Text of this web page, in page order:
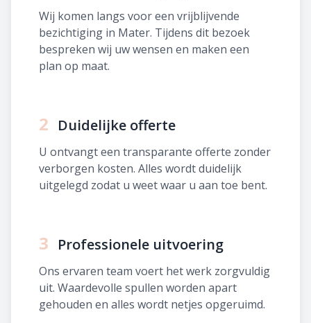
Wij komen langs voor een vrijblijvende
bezichtiging in Mater. Tijdens dit bezoek
bespreken wij uw wensen en maken een
plan op maat.
2 Duidelijke offerte
U ontvangt een transparante offerte zonder
verborgen kosten. Alles wordt duidelijk
uitgelegd zodat u weet waar u aan toe bent.
3 Professionele uitvoering
Ons ervaren team voert het werk zorgvuldig
uit. Waardevolle spullen worden apart
gehouden en alles wordt netjes opgeruimd.